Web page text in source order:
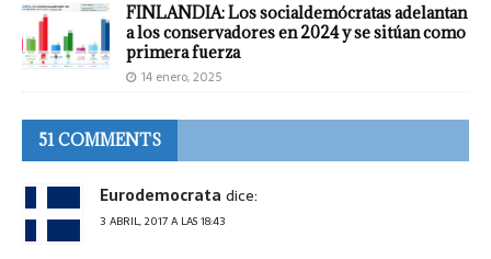
FINLANDIA: Los socialdemócratas adelantan
a los conservadores en 2024 y se sitúan como
primera fuerza
14 enero, 2025
51 COMMENTS
Eurodemocrata dice:
3 ABRIL, 2017 A LAS 18:43